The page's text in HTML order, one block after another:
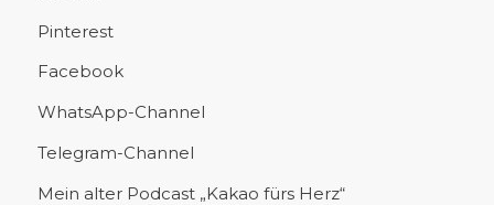
Pinterest
Facebook
WhatsApp-Channel
Telegram-Channel
Mein alter Podcast „Kakao fürs Herz“